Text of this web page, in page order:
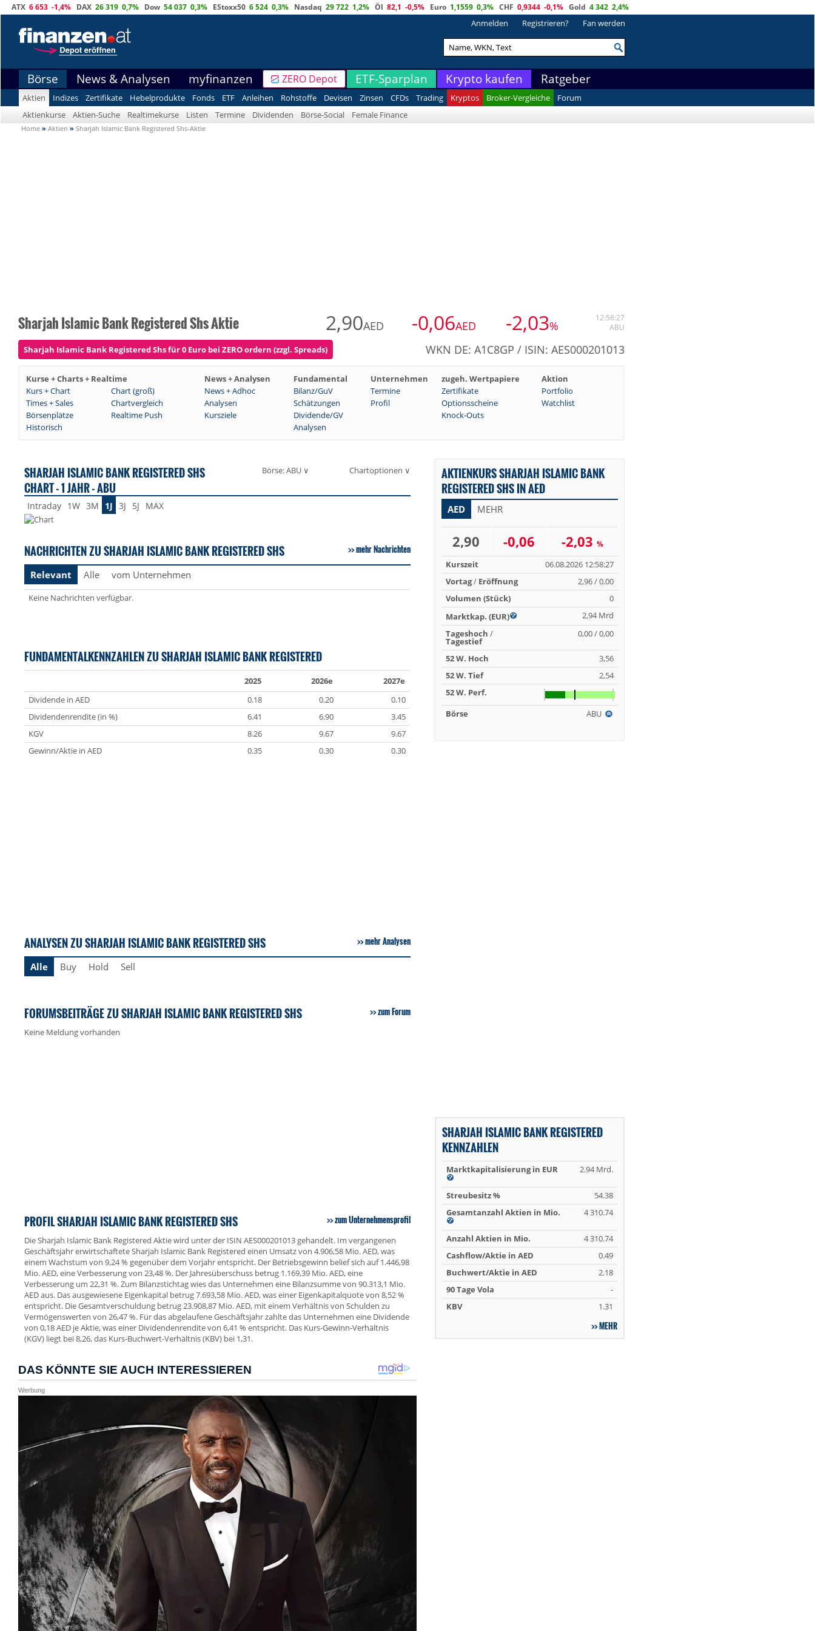
ATX 6 653 -1,4% DAX 26 319 0,7% Dow 54 037 0,3% EStoxx50 6 524 0,3% Nasdaq 29 722 1,2% Öl 82,1 -0,5% Euro 1,1559 0,3% CHF 0,9344 -0,1% Gold 4 342 2,4%
Anmelden Registrieren? Fan werden
Börse News & Analysen myfinanzen ZERO Depot ETF-Sparplan Krypto kaufen Ratgeber
Aktien Indizes Zertifikate Hebelprodukte Fonds ETF Anleihen Rohstoffe Devisen Zinsen CFDs Trading Kryptos Broker-Vergleiche
Forum
Aktienkurse
Aktien-Suche Realtimekurse Listen Termine Dividenden Börse-Social Female Finance
Home » Aktien » Sharjah Islamic Bank Registered Shs-Aktie
Sharjah Islamic Bank Registered Shs Aktie 2,90AED -0,06AED -2,03%
12:58:27
ABU
Sharjah Islamic Bank Registered Shs für 0 Euro bei ZERO ordern (zzgl. Spreads) WKN DE: A1C8GP / ISIN: AES000201013
Kurse + Charts + Realtime News + Analysen Fundamental Unternehmen zugeh. Wertpapiere
Aktion
Kurs + Chart
Chart (groß) News + Adhoc Bilanz/GuV Termine Zertifikate
Portfolio
Times + Sales
Chartvergleich Analysen Schätzungen Profil Optionsscheine
Watchlist
Börsenplätze
Realtime Push Kursziele Dividende/GV
Knock-Outs
Historisch
Analysen
SHARJAH ISLAMIC BANK REGISTERED SHS
CHART - 1 JAHR - ABU
Börse: ABU ∨ Chartoptionen ∨
Intraday 1W 3M 1J 3J 5J MAX
NACHRICHTEN ZU SHARJAH ISLAMIC BANK REGISTERED SHS mehr Nachrichten
Relevant Alle vom Unternehmen
Keine Nachrichten verfügbar.
FUNDAMENTALKENNZAHLEN ZU SHARJAH ISLAMIC BANK REGISTERED
2025 2026e
2027e
Dividende in AED
0.18 0.20
0.10
Dividendenrendite (in %)
6.41 6.90
3.45
KGV
8.26 9.67
9.67
Gewinn/Aktie in AED
0.35 0.30 0.30
ANALYSEN ZU SHARJAH ISLAMIC BANK REGISTERED SHS mehr Analysen
Alle Buy Hold Sell
FORUMSBEITRÄGE ZU SHARJAH ISLAMIC BANK REGISTERED SHS zum Forum
Keine Meldung vorhanden
PROFIL SHARJAH ISLAMIC BANK REGISTERED SHS zum Unternehmensprofil
Die Sharjah Islamic Bank Registered Aktie wird unter der ISIN AES000201013 gehandelt. Im vergangenen
Geschäftsjahr erwirtschaftete Sharjah Islamic Bank Registered einen Umsatz von 4.906,58 Mio. AED, was
einem Wachstum von 9,24 % gegenüber dem Vorjahr entspricht. Der Betriebsgewinn belief sich auf 1.446,98
Mio. AED, eine Verbesserung von 23,48 %. Der Jahresüberschuss betrug 1.169,39 Mio. AED, eine
Verbesserung um 22,31 %. Zum Bilanzstichtag wies das Unternehmen eine Bilanzsumme von 90.313,1 Mio.
AED aus. Das ausgewiesene Eigenkapital betrug 7.693,58 Mio. AED, was einer Eigenkapitalquote von 8,52 %
entspricht. Die Gesamtverschuldung betrug 23.908,87 Mio. AED, mit einem Verhältnis von Schulden zu
Vermögenswerten von 26,47 %. Für das abgelaufene Geschäftsjahr zahlte das Unternehmen eine Dividende
von 0,18 AED je Aktie, was einer Dividendenrendite von 6,41 % entspricht. Das Kurs-Gewinn-Verhältnis
(KGV) liegt bei 8,26, das Kurs-Buchwert-Verhältnis (KBV) bei 1,31.
AKTIENKURS SHARJAH ISLAMIC BANK
REGISTERED SHS IN AED
AED MEHR
2,90 -0,06 -2,03 %
Kurszeit
06.08.2026 12:58:27
Vortag/ Eröffnung
2,96 / 0,00
Volumen (Stück)
0
Marktkap. (EUR)
2,94 Mrd
Tageshoch /
Tagestief
0,00 / 0,00
52 W. Hoch
3,56
52 W. Tief
2,54
52 W. Perf.
Börse
ABU
SHARJAH ISLAMIC BANK REGISTERED
KENNZAHLEN
Marktkapitalisierung in EUR 2.94 Mrd.
Streubesitz %
54.38
Gesamtanzahl Aktien in Mio.
4 310.74
Anzahl Aktien in Mio.
4 310.74
Cashflow/Aktie in AED
0.49
Buchwert/Aktie in AED
2.18
90 Tage Vola
-
KBV
1.31
MEHR